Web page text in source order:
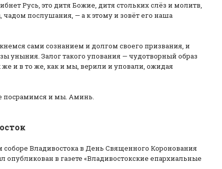
Русь, это дитя Божие, дитя стольких слёз и молитв,
послушания, — а к этому и зовёт его наша
сами сознанием и долгом своего призвания, и
уныния. Залог такого упования — чудотворный образ
же и в то же, как и мы, верили и уповали, ожидая
посрамимся и мы. Аминь.
Владивостока в День Священного Коронования
в газете «Владивостокские епархиальные